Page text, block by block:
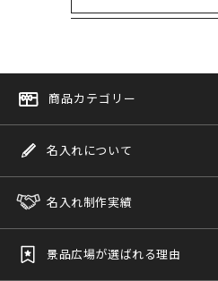
商品カテゴリー
名入れについて
名入れ制作実績
景品広場が選ばれる理由